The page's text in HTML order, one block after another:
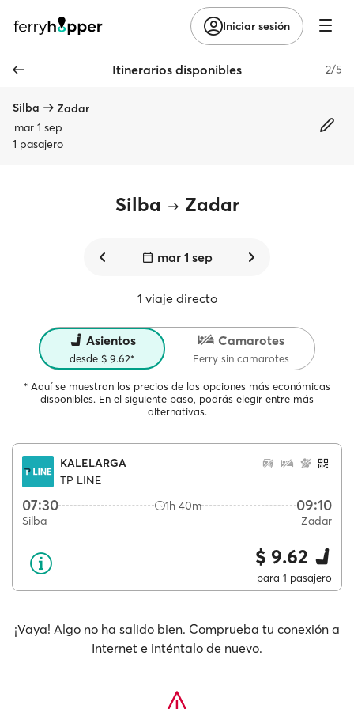
Iniciar sesión
Itinerarios disponibles 2/5
Silba
Zadar
mar 1 sep
1 pasajero
Silba Zadar
mar 1 sep
1 viaje directo
Asientos
desde $ 9.62*
Camarotes
Ferry sin camarotes
* Aquí se muestran los precios de las opciones más económicas
disponibles. En el siguiente paso, podrás elegir entre más
alternativas.
KALELARGA
TP LINE
07:30 1h 40m 09:10
Silba Zadar
$ 9.62
para 1 pasajero
¡Vaya! Algo no ha salido bien. Comprueba tu conexión a
Internet e inténtalo de nuevo.